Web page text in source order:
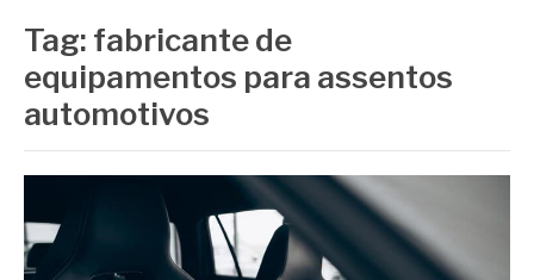
Tag: fabricante de
equipamentos para assentos
automotivos